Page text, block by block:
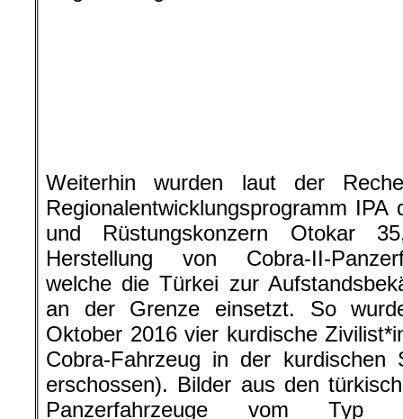
Oktober 2016 vier kurdische
Cobra-Fahrzeug in der kurdischen
erschossen). Bilder aus den
Panzerfahrzeuge vom
völkerrechtswidrigen Krieg in Efrîn
Darüber hinaus erhielt der
anderem an der Produktion
30 Millionen Euro für
Überwachungsfahrzeuge“, die an